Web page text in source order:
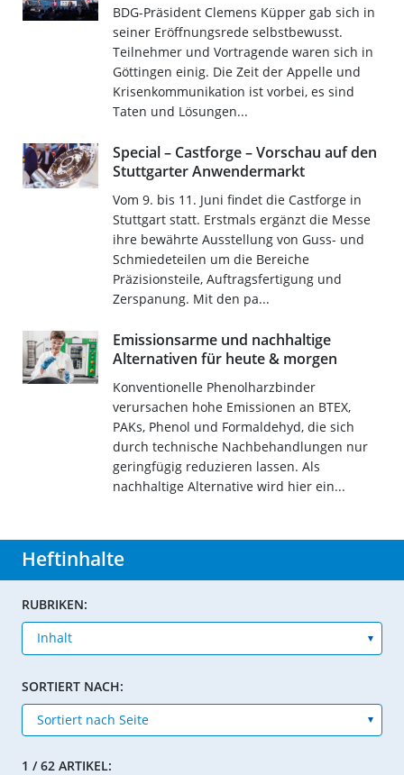
BDG-Präsident Clemens Küpper gab sich in
seiner Eröffnungsrede selbstbewusst.
Teilnehmer und Vortragende waren sich in
Göttingen einig. Die Zeit der Appelle und
Krisenkommunikation ist vorbei, es sind
Taten und Lösungen...
Special – Castforge – Vorschau auf den
Stuttgarter Anwendermarkt
Vom 9. bis 11. Juni findet die Castforge in
Stuttgart statt. Erstmals ergänzt die Messe
ihre bewährte Ausstellung von Guss- und
Schmiedeteilen um die Bereiche
Präzisionsteile, Auftragsfertigung und
Zerspanung. Mit den pa...
Emissionsarme und nachhaltige
Alternativen für heute & morgen
Konventionelle Phenolharzbinder
verursachen hohe Emissionen an BTEX,
PAKs, Phenol und Formaldehyd, die sich
durch technische Nachbehandlungen nur
geringfügig reduzieren lassen. Als
nachhaltige Alternative wird hier ein...
Heftinhalte
RUBRIKEN:
SORTIERT NACH:
1 / 62 ARTIKEL: